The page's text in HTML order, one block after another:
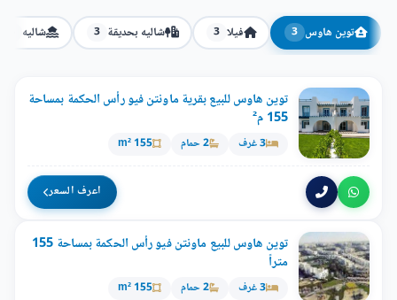
توين هاوس 3 فيلا 3 شاليه بحديقة 3 شاليه
توين هاوس للبيع بقرية ماونتن فيو رأس الحكمة بمساحة
155 م²
3 غرف 2 حمام 155 m²
اعرف السعر
توين هاوس للبيع ماونتن فيو رأس الحكمة بمساحة 155
متراً
3 غرف 2 حمام 155 m²